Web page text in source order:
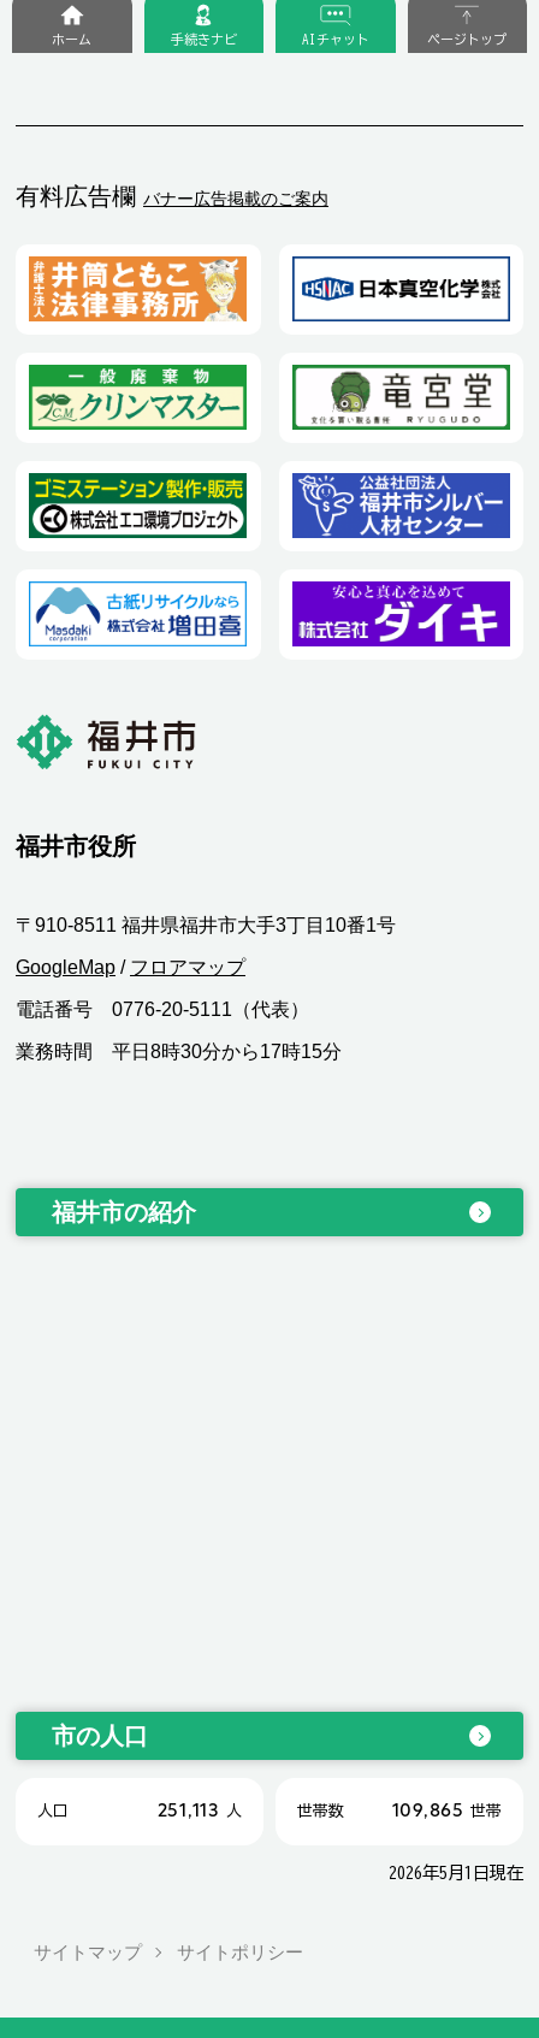
有料広告欄 バナー広告掲載のご案内
ホーム 手続きナビ AIチャット ページトップ
福井市役所
〒910-8511 福井県福井市大手3丁目10番1号
GoogleMap / フロアマップ
電話番号 0776-20-5111（代表）
業務時間 平日8時30分から17時15分
福井市の紹介
市の人口
人口 251,113 人 世帯数 109,865 世帯
2026年5月1日現在
サイトマップ サイトポリシー